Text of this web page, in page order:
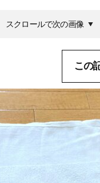
スクロールで次の画像
この